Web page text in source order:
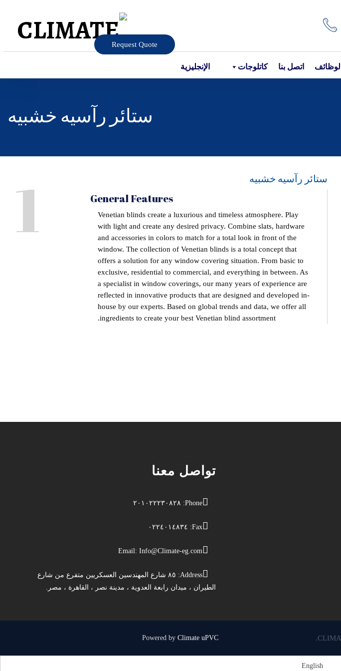
كاتلوجات الوظائف اتصل بنا الإنجليزية
Request Quote
ستائر رآسيه خشبيه
ستائر رآسيه خشبيه 1 General Features
Venetian blinds create a luxurious and timeless atmosphere. Play
with light and create any desired privacy. Combine slats, hardware
and accessories in colors to match for a total look in front of the
window. The collection of Venetian blinds is a total concept that
offers a solution for any window covering situation. From basic to
exclusive, residential to commercial, and everything in between. As
a specialist in window coverings, our many years of experience are
reflected in innovative products that are designed and developed in-
house by our experts. Based on global trends and data, we offer all
ingredients to create your best Venetian blind assortment.
تواصل معنا
Phone: ٢٠١٠٢٢٢٣٠٨٢٨
Fax: ٠٢٢٤٠١٤٨٣٤
Email:Info@Climate-eg.com
Address: ٨٥ شارع المهندسين العسكريين متفرع من شارع
الطيران ، ميدان رابعة العدوية ، مدينة نصر ، القاهرة ، مصر.
Powered byClimate uPVC
English